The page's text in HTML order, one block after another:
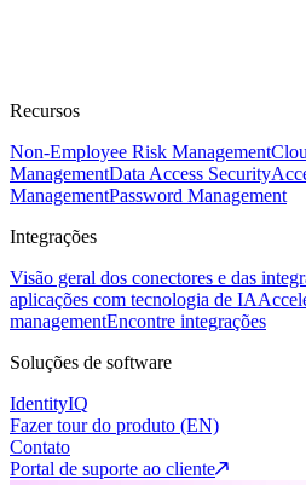
Recursos
Non-Employee Risk Management
ManagementData Access Security
ManagementPassword Management
Integrações
Visão geral dos conectores e das
aplicações com tecnologia de IA
managementEncontre integrações
Soluções de software
IdentityIQ
Fazer tour do produto (EN)
Contato
Portal de suporte ao cliente